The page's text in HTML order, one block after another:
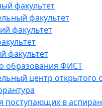
факультет
факультет
факультет
факультет
образования ФИСТ
центр открытого
поступающих в